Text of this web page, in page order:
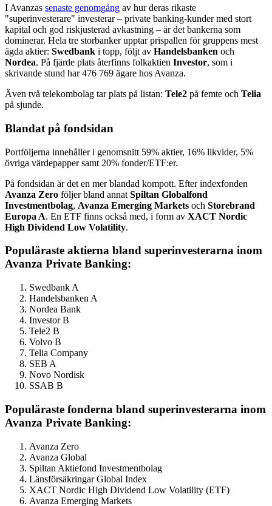
I Avanzas senaste genomgång av hur deras rikaste
"superinvesterare" investerar – private banking-kunder med stort
kapital och god riskjusterad avkastning – är det bankerna som
dominerar. Hela tre storbanker upptar prispallen för gruppens mest
ägda aktier: Swedbank i topp, följt av Handelsbanken och
Nordea. På fjärde plats återfinns folkaktien Investor, som i
skrivande stund har 476 769 ägare hos Avanza.
Även två telekombolag tar plats på listan: Tele2 på femte och Telia
på sjunde.
Blandat på fondsidan
Portföljerna innehåller i genomsnitt 59% aktier, 16% likvider, 5%
övriga värdepapper samt 20% fonder/ETF:er.
På fondsidan är det en mer blandad kompott. Efter indexfonden
Avanza Zero följer bland annat Spiltan Globalfond
Investmentbolag, Avanza Emerging Markets och Storebrand
Europa A. En ETF finns också med, i form av XACT Nordic
High Dividend Low Volatility.
Populäraste aktierna bland superinvesterarna inom
Avanza Private Banking:
Swedbank A
Handelsbanken A
Nordea Bank
Investor B
Tele2 B
Volvo B
Telia Company
SEB A
Novo Nordisk
SSAB B
Populäraste fonderna bland superinvesterarna inom
Avanza Private Banking:
Avanza Zero
Avanza Global
Spiltan Aktiefond Investmentbolag
Länsförsäkringar Global Index
XACT Nordic High Dividend Low Volatility (ETF)
Avanza Emerging Markets